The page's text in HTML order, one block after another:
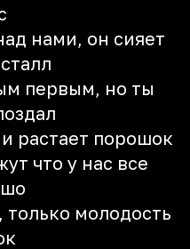
нами, он сияет
первым, но ты
растает порошок
что у нас все
только молодость